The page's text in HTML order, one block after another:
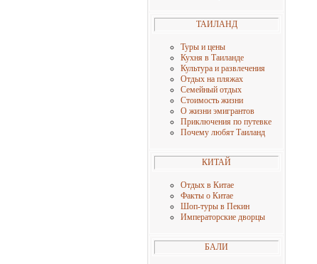
ТАИЛАНД
Туры и цены
Кухня в Таиланде
Культура и развлечения
Отдых на пляжах
Семейный отдых
Стоимость жизни
О жизни эмигрантов
Приключения по путевке
Почему любят Таиланд
КИТАЙ
Отдых в Китае
Факты о Китае
Шоп-туры в Пекин
Императорские дворцы
БАЛИ